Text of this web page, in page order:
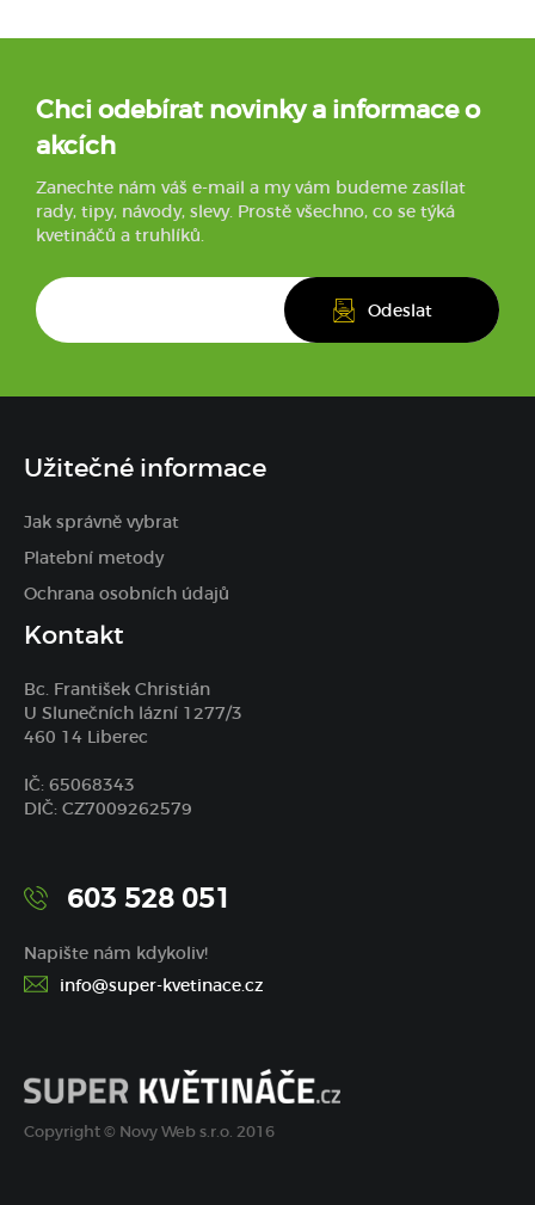
Chci odebírat novinky a informace o
akcích
Zanechte nám váš e-mail a my vám budeme zasílat
rady, tipy, návody, slevy. Prostě všechno, co se týká
kvetináčů a truhlíků.
Užitečné informace
Jak správně vybrat
Platební metody
Ochrana osobních údajů
Kontakt
Bc. František Christián
U Slunečních lázní 1277/3
460 14 Liberec
IČ: 65068343
DIČ: CZ7009262579
603 528 051
Napište nám kdykoliv!
info@super-kvetinace.cz
Copyright © Novy Web s.r.o. 2016